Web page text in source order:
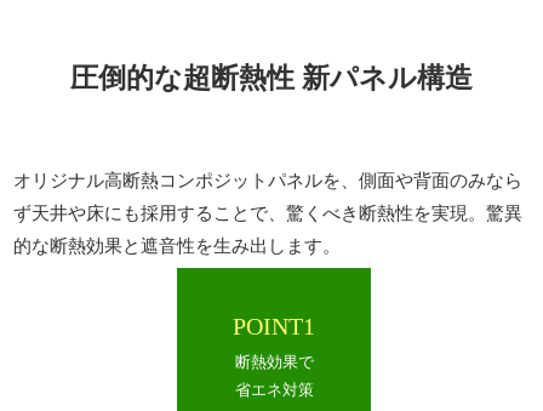
圧倒的な超断熱性 新パネル構造
オリジナル高断熱コンポジットパネルを、側面や背面のみなら
ず天井や床にも採用することで、驚くべき断熱性を実現。驚異
的な断熱効果と遮音性を生み出します。
POINT1
断熱効果で
省エネ対策